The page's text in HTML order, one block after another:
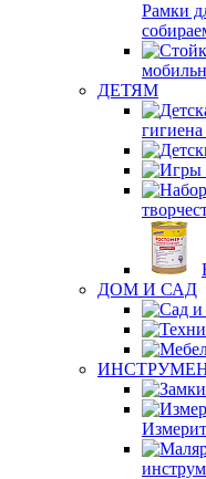
Рамки
ДЕТЯМ
ДОМ И САД